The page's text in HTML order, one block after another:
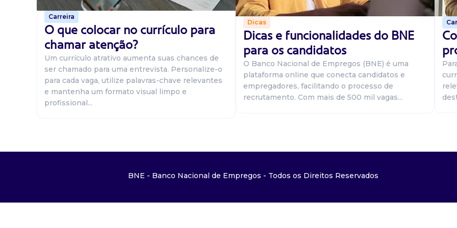
Carreira
O que colocar no currículo para
chamar atenção?
Um currículo atrativo aumenta suas chances de
ser chamado para uma entrevista. Personalize-o
para cada vaga, utilize palavras-chave relevantes
e mantenha um formato visual limpo e
profissional...
Dicas
Dicas e funcionalidades do BNE
para os candidatos
O Banco Nacional de Empregos (BNE) é uma
plataforma online que conecta candidatos e
empregadores, facilitando o processo de
recrutamento. Com mais de 500 mil vagas...
BNE - Banco Nacional de Empregos - Todos os Direitos Reservados